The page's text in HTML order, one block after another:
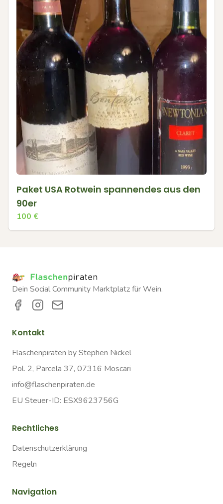
Paket USA Rotwein spannendes aus den
90er
100 €
Dein Social Community Marktplatz für Wein.
Kontakt
Flaschenpiraten by Stephen Nickel
Pol. 2, Parcela 37, 07316 Moscari
info@flaschenpiraten.de
EU Steuer-ID: ESX9623756G
Rechtliches
Datenschutzerklärung
Regeln
Navigation